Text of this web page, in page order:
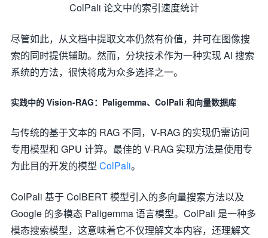
ColPali 论文中的索引速度统计
尽管如此，从文档中提取文本仍然有价值，并可在图像搜
索的同时提供辅助。然而，分块技术作为一种实现 AI 搜索
系统的方法，很快将成为众多选择之一。
实践中的 Vision-RAG：Paligemma、ColPali 和向量数据库
与传统的基于文本的 RAG 不同，V-RAG 的实现仍需访问
专用模型和 GPU 计算。最佳的 V-RAG 实现方法是使用专
为此目的开发的模型 ColPali。
ColPali 基于 ColBERT 模型引入的多向量搜索方法以及
Google 的多模态 Paligemma 语言模型。ColPali 是一种多
模态搜索模型，这意味着它不仅理解文本内容，还理解文